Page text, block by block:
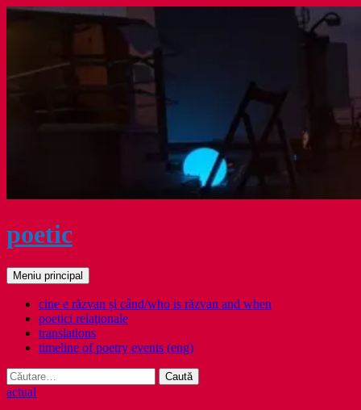
Sari
poetic
Caută
Meniu principal
cine e răzvan și când/who is răzvan and when
poetici relaţionale
translations
timeline of poetry events (eng)
Caută
după:
actual